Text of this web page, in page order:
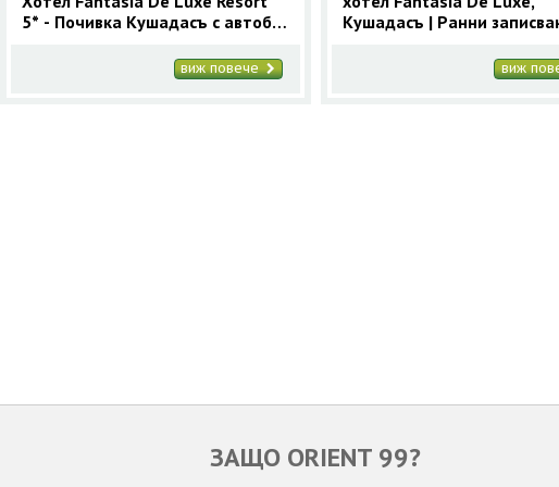
5* - Почивка Кушадасъ с автобус
виж повече
Кушадасъ | Ранни
виж
ЗАЩО ORIENT 99?